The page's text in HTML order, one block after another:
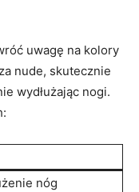
uwagę na kolory
nude, skutecznie
wydłużając nogi.
nóg